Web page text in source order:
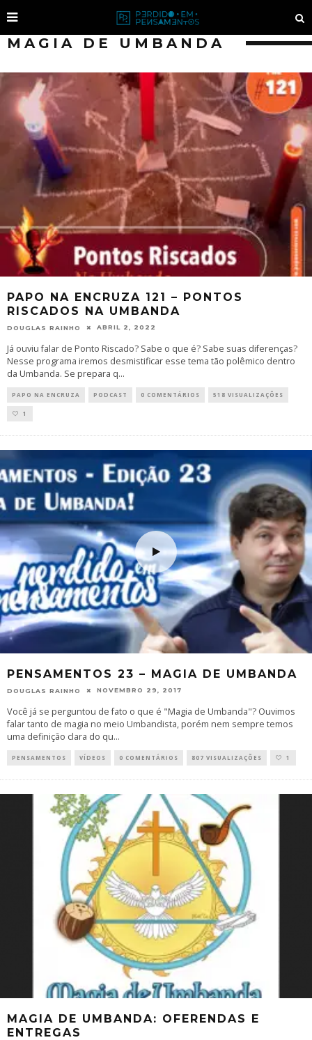
MAGIA DE UMBANDA
PAPO NA ENCRUZA 121 – PONTOS
RISCADOS NA UMBANDA
DOUGLAS RAINHO ABRIL 2, 2022
Já ouviu falar de Ponto Riscado? Sabe o que é? Sabe suas diferenças?
Nesse programa iremos desmistificar esse tema tão polêmico dentro
da Umbanda. Se prepara q...
PAPO NA ENCRUZA PODCAST 0 COMENTÁRIOS 518 VISUALIZAÇÕES
1
PENSAMENTOS 23 – MAGIA DE UMBANDA
DOUGLAS RAINHO NOVEMBRO 29, 2017
Você já se perguntou de fato o que é "Magia de Umbanda"? Ouvimos
falar tanto de magia no meio Umbandista, porém nem sempre temos
uma definição clara do qu...
PENSAMENTOS VÍDEOS 0 COMENTÁRIOS 807 VISUALIZAÇÕES 1
MAGIA DE UMBANDA: OFERENDAS E
ENTREGAS